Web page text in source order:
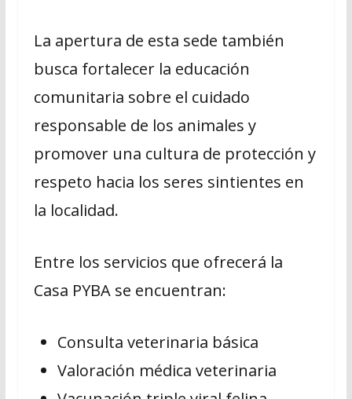
La apertura de esta sede también
busca fortalecer la educación
comunitaria sobre el cuidado
responsable de los animales y
promover una cultura de protección y
respeto hacia los seres sintientes en
la localidad.
Entre los servicios que ofrecerá la
Casa PYBA se encuentran:
Consulta veterinaria básica
Valoración médica veterinaria